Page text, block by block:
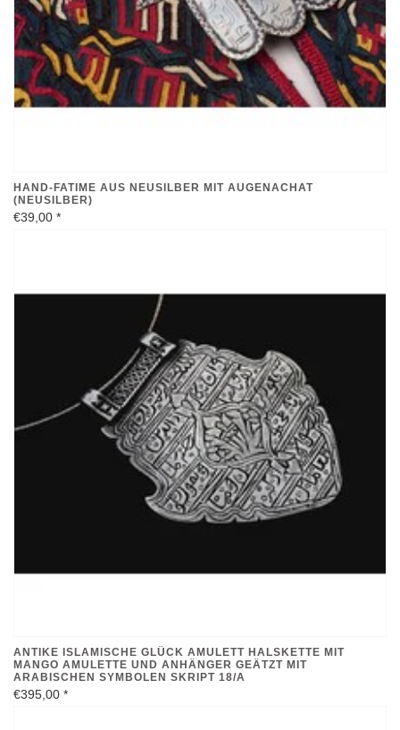
€39,00*
ARABISCHEN SYMBOLEN SKRIPT 18/A
€395,00*